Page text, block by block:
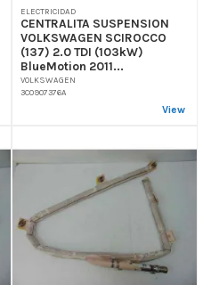
ELECTRICIDAD
CENTRALITA SUSPENSION
VOLKSWAGEN SCIROCCO
(137) 2.0 TDI (103kW)
BlueMotion 2011...
VOLKSWAGEN
3C0907376A
View